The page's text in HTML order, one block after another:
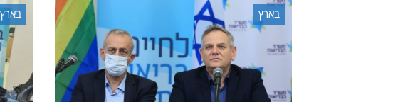
בארץ בארץ